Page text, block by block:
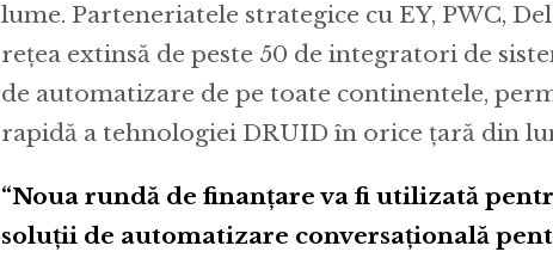
lume. Parteneriatele strategice cu EY, PWC,
reţea extinsă de peste 50 de integratori de
de automatizare de pe toate continentele,
rapidă a tehnologiei DRUID în orice ţară din
“Noua rundă de finanţare va fi utilizată
soluţii de automatizare conversaţională